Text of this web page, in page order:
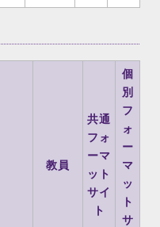
教員
共通
フォ
ーマ
ット
サイ
ト
個
別
フ
ォ
ー
マ
ッ
ト
サ